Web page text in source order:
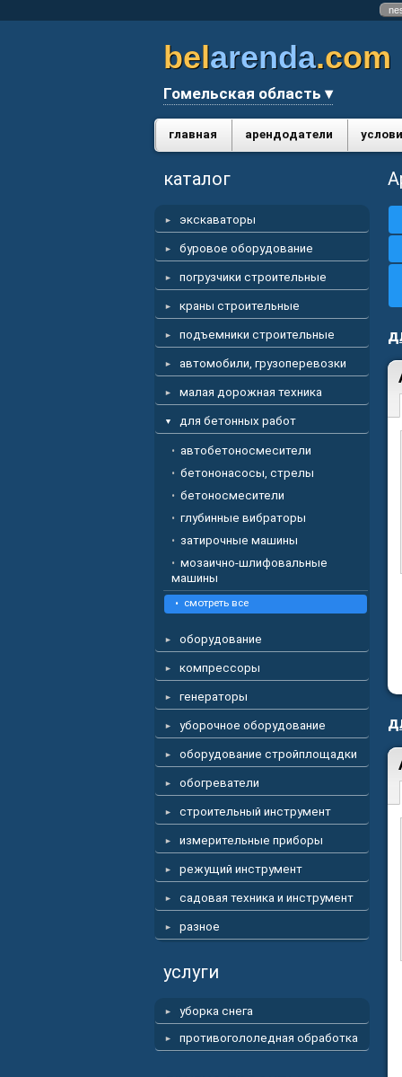
belarenda.com
Гомельская область ▾
главная арендодатели
каталог
экскаваторы
буровое оборудование
погрузчики строительные
краны строительные
подъемники строительные
автомобили, грузоперевозки
малая дорожная техника
для бетонных работ
автобетоносмесители
бетононасосы, стрелы
бетоносмесители
глубинные вибраторы
затирочные машины
мозаично-шлифовальные
машины
смотреть все
оборудование
компрессоры
генераторы
уборочное оборудование
оборудование стройплощадки
обогреватели
строительный инструмент
измерительные приборы
режущий инструмент
садовая техника и инструмент
разное
услуги
уборка снега
противогололедная обработка